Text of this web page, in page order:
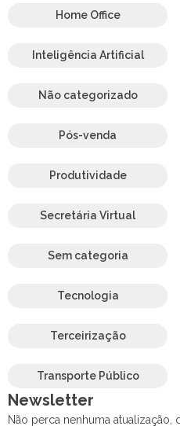
Home Office
Inteligência Artificial
Não categorizado
Pós-venda
Produtividade
Secretária Virtual
Sem categoria
Tecnologia
Terceirização
Transporte Público
Newsletter
Não perca nenhuma atualização,